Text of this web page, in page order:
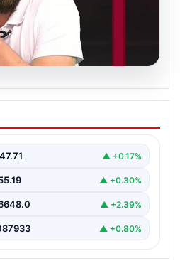
dönüştü!
için harekete geçildi
47.71 ▲ +0.17%
▲ +0.30%
▲ +2.39%
▲ +0.80%